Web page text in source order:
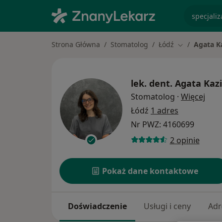
Strona Główna Stomatolog Łódź Zmień miasto
Agata
lek. dent. Agata
Stomatolog · Więcej
Łódź 1 adres
Nr PWZ: 4160699
2 opinie
Pokaż dane kontaktowe
Doświadczenie Usługi i ceny